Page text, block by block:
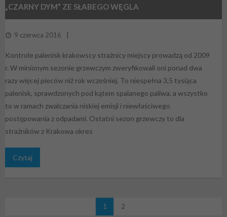
„CZARNY DYM” ZE SŁABEGO WĘGLA
9 czerwca 2016
Kontrole palenisk krakowscy strażnicy miejscy prowadzą od 2009
r. W minionym sezonie grzewczym zweryfikowali oni ponad dwa
razy więcej pieców niż rok wcześniej. To niespełna 3,5 tysiąca
palenisk, sprawdzonych pod kątem spalanego paliwa, a wszystko
to w ramach zwalczania niskiej emisji i niewłaściwego
postępowania z odpadami. Ostatni sezon grzewczy to dla
strażników z Krakowa okres
Czytaj
1 2